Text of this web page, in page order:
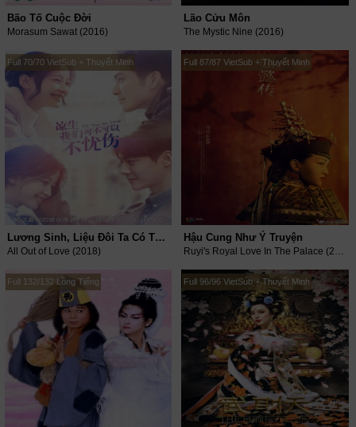
Bão Tố Cuộc Đời
Morasum Sawat (2016)
Lão Cửu Môn
The Mystic Nine (2016)
Full 70/70 VietSub + Thuyết Minh
Lương Sinh, Liệu Đôi Ta Có Thể Ngừng Đau Thương?
All Out of Love (2018)
Full 87/87 VietSub + Thuyết Minh
Hậu Cung Như Ý Truyện
Ruyi's Royal Love In The Palace (2017)
Full 132/132 Lồng Tiếng Full 96/96 VietSub + Thuyết Minh